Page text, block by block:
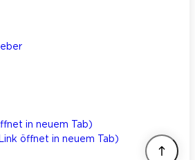
in neuem Tab)
öffnet in neuem Tab)